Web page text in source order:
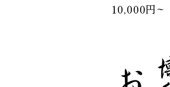
10,000円~